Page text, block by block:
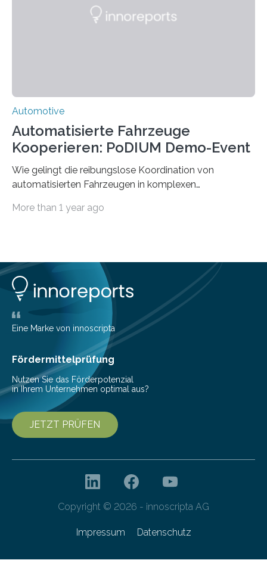
Schienenfahrzeugen die vorhandene Infrastruktur
Automotive
Automatisierte Fahrzeuge
Kooperieren: PoDIUM Demo-Event
Wie gelingt die reibungslose Koordination von
automatisierten Fahrzeugen in komplexen
vernetzten kooperativen Fahren, das im Rahmen des
und Kooperation für das hochautomatisierte Fahren
vorgestellt und deren Leistungsfähigkeit demonstriert.
Organisiert wurde die Veranstaltung von den
Universitäten Ulm und Duisburg-Essen sowie den
Unternehmen Bosch und Nokia. Die vier Partner
gehören zum „Reallabor…
More than 1 year ago
Eine Marke von innoscripta
Fördermittelprüfung
Nutzen Sie das Förderpotenzial
in Ihrem Unternehmen optimal aus?
JETZT PRÜFEN
Copyright © 2026 - innoscripta AG
Impressum Datenschutz